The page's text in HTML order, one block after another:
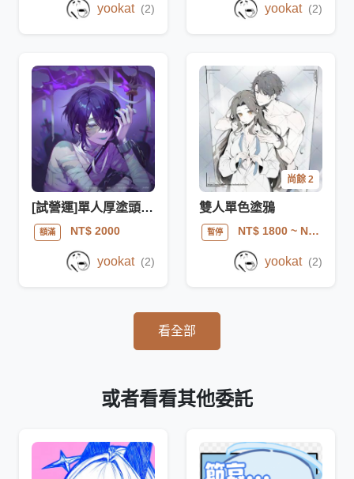
yookat (2) yookat (2)
[試營運]單人厚塗頭貼/半身
額滿 NT$ 2000
yookat (2)
尚餘 2
雙人單色塗鴉
暫停 NT$ 1800~ NT$ 2800
yookat (2)
看全部
或者看看其他委託